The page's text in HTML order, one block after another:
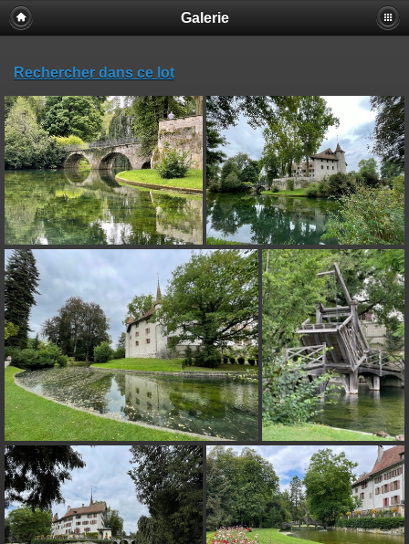
Galerie
Rechercher dans ce lot